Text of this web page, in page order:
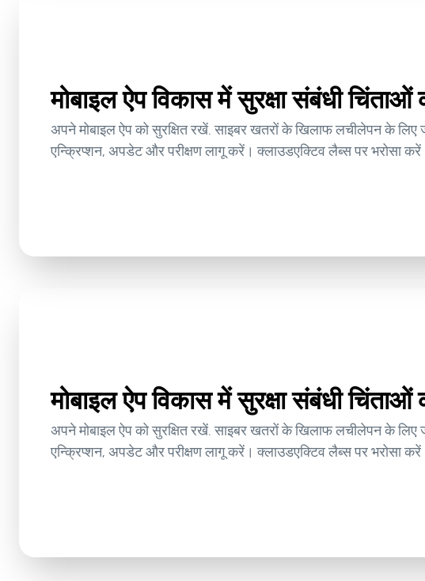
मोबाइल ऐप विकास में सुरक्षा संबंधी चिंताओं
अपने मोबाइल ऐप को सुरक्षित रखें. साइबर खतरों के खिलाफ लचीलेपन के लिए
एन्क्रिप्शन, अपडेट और परीक्षण लागू करें। क्लाउडएक्टिव लैब्स पर भरोसा
मोबाइल ऐप विकास में सुरक्षा संबंधी चिंताओं
अपने मोबाइल ऐप को सुरक्षित रखें. साइबर खतरों के खिलाफ लचीलेपन के लिए
एन्क्रिप्शन, अपडेट और परीक्षण लागू करें। क्लाउडएक्टिव लैब्स पर भरोसा